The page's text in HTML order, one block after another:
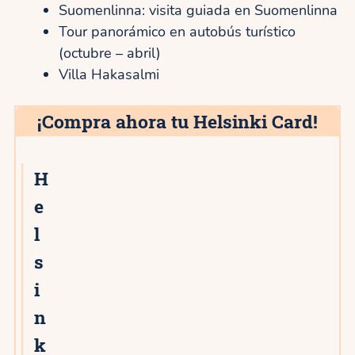
Suomenlinna: visita guiada en Suomenlinna
Tour panorámico en autobús turístico
(octubre – abril)
Villa Hakasalmi
¡Compra ahora tu Helsinki Card!
H
e
l
s
i
n
k